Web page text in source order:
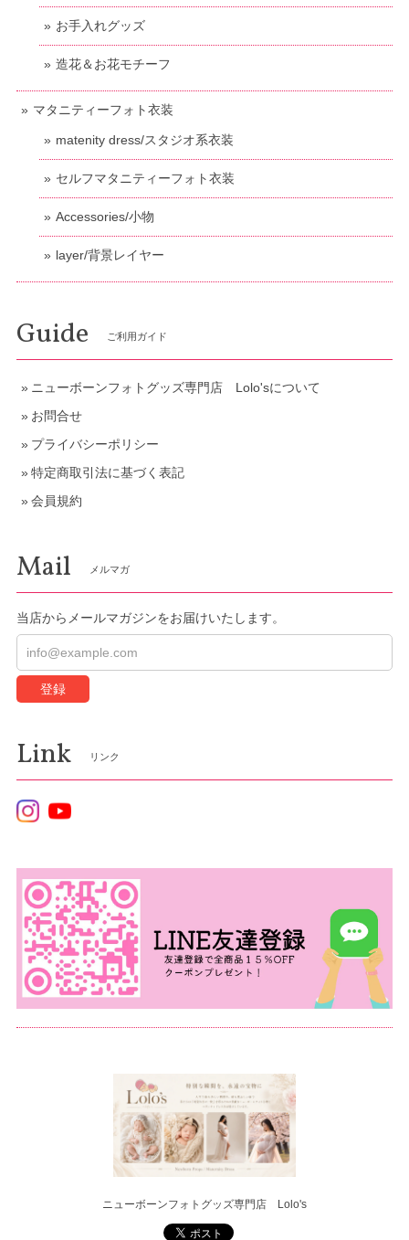
お手入れグッズ
造花＆お花モチーフ
マタニティーフォト衣装
matenity dress/スタジオ系衣装
セルフマタニティーフォト衣装
Accessories/小物
layer/背景レイヤー
Guide ご利用ガイド
ニューボーンフォトグッズ専門店 Lolo'sについて
お問合せ
プライバシーポリシー
特定商取引法に基づく表記
会員規約
Mail メルマガ
当店からメールマガジンをお届けいたします。
登録
Link リンク
ニューボーンフォトグッズ専門店 Lolo's